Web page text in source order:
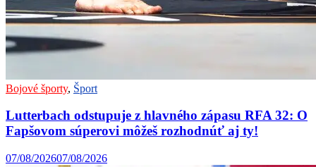
Bojové športy, Šport
Lutterbach odstupuje z hlavného zápasu RFA 32: O
Fapšovom súperovi môžeš rozhodnúť aj ty!
07/08/202607/08/2026